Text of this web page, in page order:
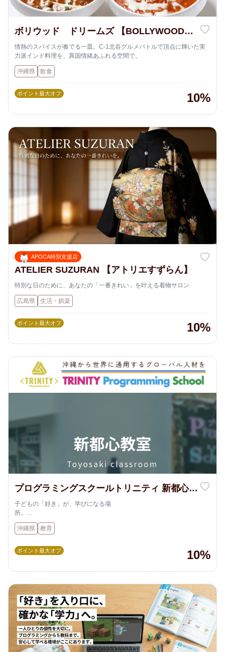
ボリウッド ドリームズ 【BOLLYWOOD
DREAMS】
情熱のスパイスが奏でる一皿。C-1北谷グルメバトルで頂点に輝いた実
力派インド料理を、異国情緒あふれる空間で。
沖縄県 飲食
ポイント最大オフ 10%
APOCA特別支援店
ATELIER SUZURAN 【アトリエすずらん】
特別な日のために、あなたの「一番きれい」を叶える着物サロン
広島県 生活・娯楽
ポイント最大オフ 10%
プログラミングスクールトリニティ 新都心教
室
子どもの「好き」が、学びになる場
所。
沖縄県内に展開する【プログラミングスクールTRINITY】は、ただプロ
グラミングを教えるだけではありません。
「創造力」「集中力」を育む学びの場です。
沖縄県 教育
ポイント最大オフ 10%